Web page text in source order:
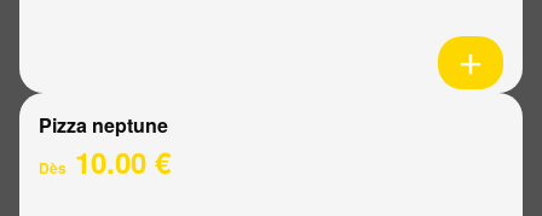
Pizza neptune
Dès 10.00 €